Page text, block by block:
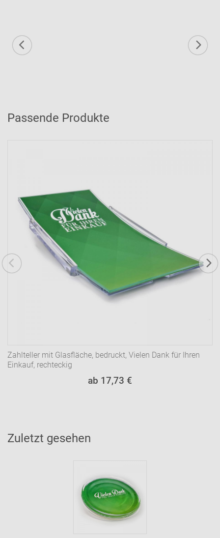
Passende Produkte
Zahlteller mit Glasfläche, bedruckt, Vielen Dank für Ihren
Einkauf, rechteckig
ab 17,73 €
Zuletzt gesehen